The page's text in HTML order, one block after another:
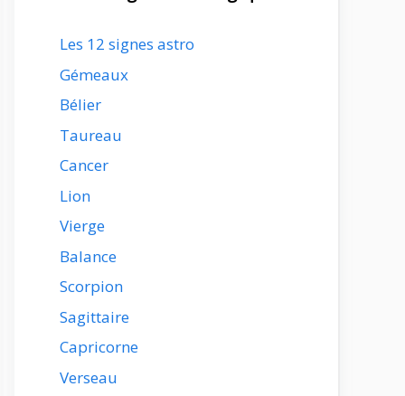
Les 12 signes astro
Gémeaux
Bélier
Taureau
Cancer
Lion
Vierge
Balance
Scorpion
Sagittaire
Capricorne
Verseau